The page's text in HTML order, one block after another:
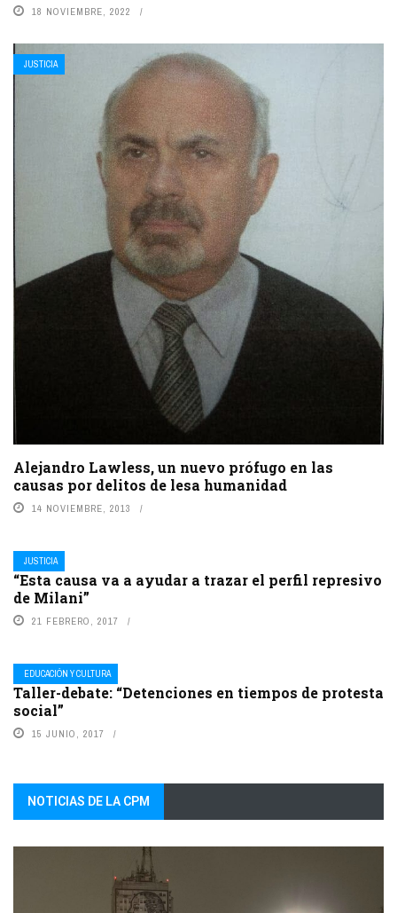
18 NOVIEMBRE, 2022
JUSTICIA
Alejandro Lawless, un nuevo prófugo en las
causas por delitos de lesa humanidad
14 NOVIEMBRE, 2013
JUSTICIA
“Esta causa va a ayudar a trazar el perfil represivo
de Milani”
21 FEBRERO, 2017
EDUCACIÓN Y CULTURA
Taller-debate: “Detenciones en tiempos de protesta
social”
15 JUNIO, 2017
NOTICIAS DE LA CPM